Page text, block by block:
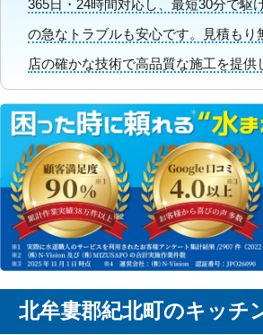
365日・24時間対応し、最短30分で駆
の急なトラブルも安心です。見積もり
店の確かな技術で高品質な施工を提供
北牟婁郡紀北町のキッチ